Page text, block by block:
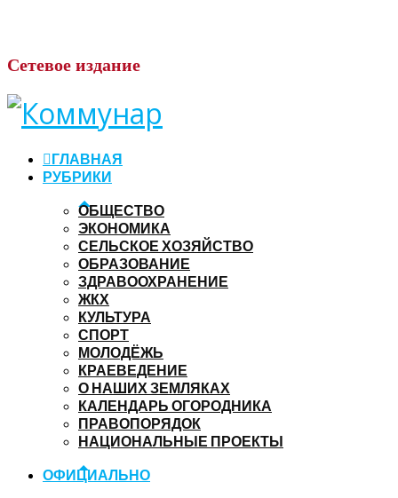
Сетевое издание
ГЛАВНАЯ
РУБРИКИ
ОБЩЕСТВО
ЭКОНОМИКА
СЕЛЬСКОЕ ХОЗЯЙСТВО
ОБРАЗОВАНИЕ
ЗДРАВООХРАНЕНИЕ
ЖКХ
КУЛЬТУРА
СПОРТ
МОЛОДЁЖЬ
КРАЕВЕДЕНИЕ
О НАШИХ ЗЕМЛЯКАХ
КАЛЕНДАРЬ ОГОРОДНИКА
ПРАВОПОРЯДОК
НАЦИОНАЛЬНЫЕ ПРОЕКТЫ
ОФИЦИАЛЬНО